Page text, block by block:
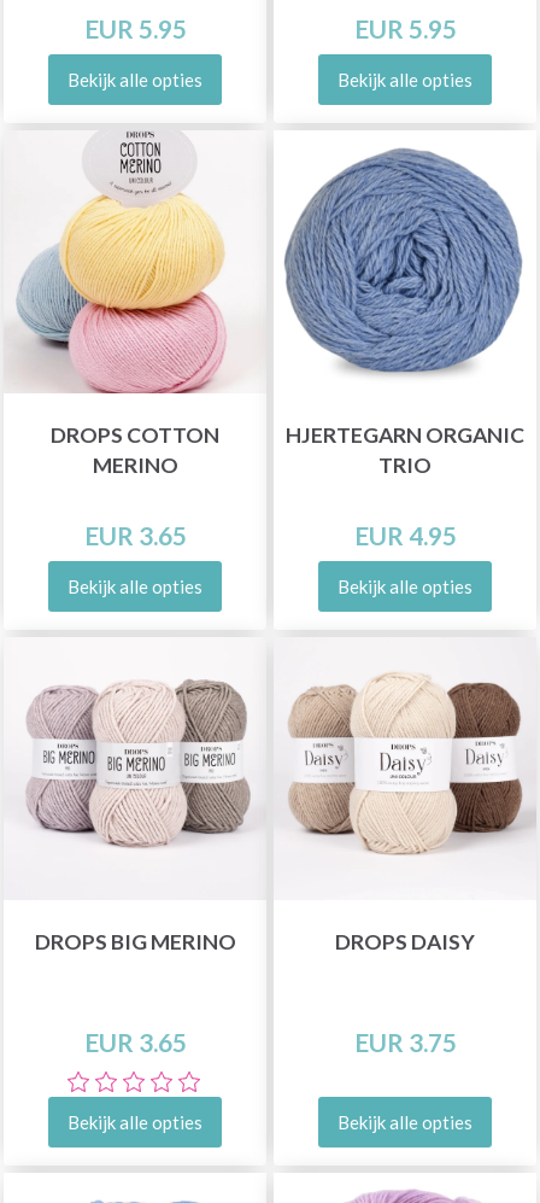
EUR 5.95
Bekijk alle opties
EUR 5.95
Bekijk alle opties
DROPS COTTON
MERINO
EUR 3.65
Bekijk alle opties
HJERTEGARN ORGANIC
TRIO
EUR 4.95
Bekijk alle opties
DROPS BIG MERINO
EUR 3.65
Bekijk alle opties
DROPS DAISY
EUR 3.75
Bekijk alle opties